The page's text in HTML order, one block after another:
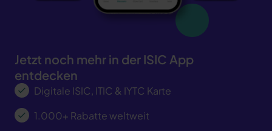
Jetzt noch mehr in der ISIC App
entdecken
Digitale ISIC, ITIC & IYTC Karte
1.000+ Rabatte weltweit